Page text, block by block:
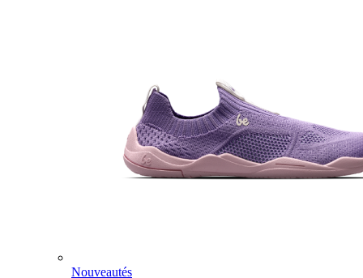
Nouveautés